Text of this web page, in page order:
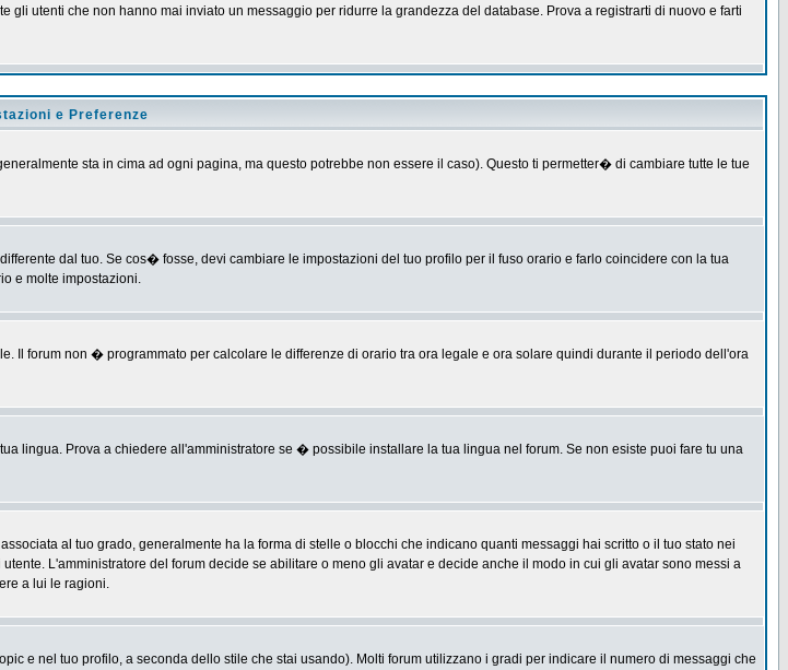
utenti che non hanno mai inviato un messaggio per ridurre la grandezza del database. Prova a registrarti di nuovo e farti
e Preferenze
sta in cima ad ogni pagina, ma questo potrebbe non essere il caso). Questo ti permetter� di cambiare tutte le tue
dal tuo. Se cos� fosse, devi cambiare le impostazioni del tuo profilo per il fuso orario e farlo coincidere con la tua
e molte impostazioni.
forum non � programmato per calcolare le differenze di orario tra ora legale e ora solare quindi durante il periodo dell'ora
lingua. Prova a chiedere all'amministratore se � possibile installare la tua lingua nel forum. Se non esiste puoi fare tu una
al tuo grado, generalmente ha la forma di stelle o blocchi che indicano quanti messaggi hai scritto o il tuo stato nei
L'amministratore del forum decide se abilitare o meno gli avatar e decide anche il modo in cui gli avatar sono messi a
a lui le ragioni.
e nel tuo profilo, a seconda dello stile che stai usando). Molti forum utilizzano i gradi per indicare il numero di messaggi che